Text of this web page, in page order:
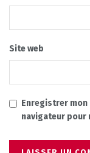
Site web
Enregistrer mon
navigateur pour